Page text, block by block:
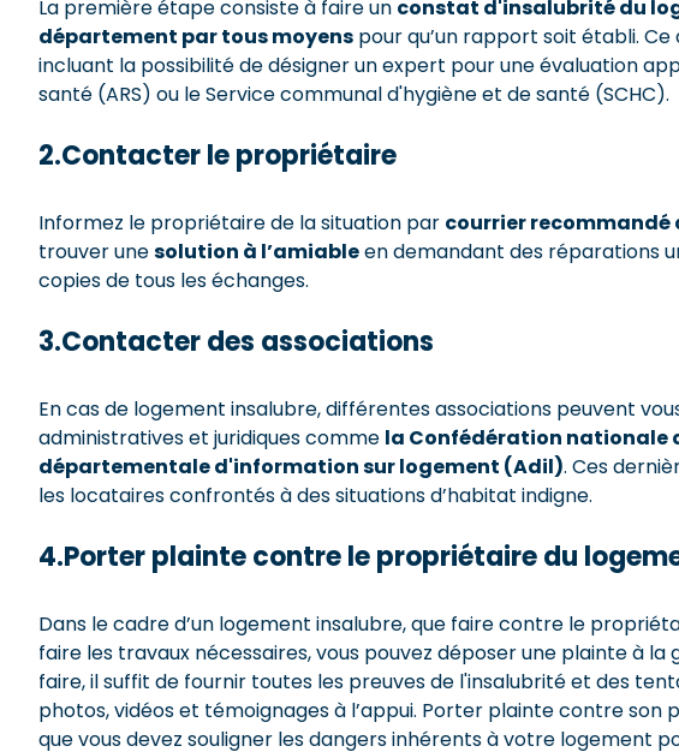
La première étape consiste à faire un constat d'insalubrité du
département par tous moyens pour qu’un rapport soit établi.
incluant la possibilité de désigner un expert pour une évaluation
santé (ARS) ou le Service communal d'hygiène et de santé (SCHC).
2.Contacter le propriétaire
Informez le propriétaire de la situation par courrier recommandé
trouver unesolution à l’amiableen demandant des réparations
copies de tous les échanges.
3.Contacter des associations
En cas de logement insalubre, différentes associations peuvent
administratives et juridiques comme la Confédération nationale
départementale d'information sur logement (Adil). Ces
les locataires confrontés à des situations d’habitat indigne.
4.Porter plainte contre le propriétaire du
Dans le cadre d’un logement insalubre, que faire contre le
faire les travaux nécessaires, vous pouvez déposer une plainte à
faire, il suffit de fournir toutes les preuves de l'insalubrité et des
photos, vidéos et témoignages à l’appui. Porter plainte contre
que vous devez souligner les dangers inhérents à votre logement